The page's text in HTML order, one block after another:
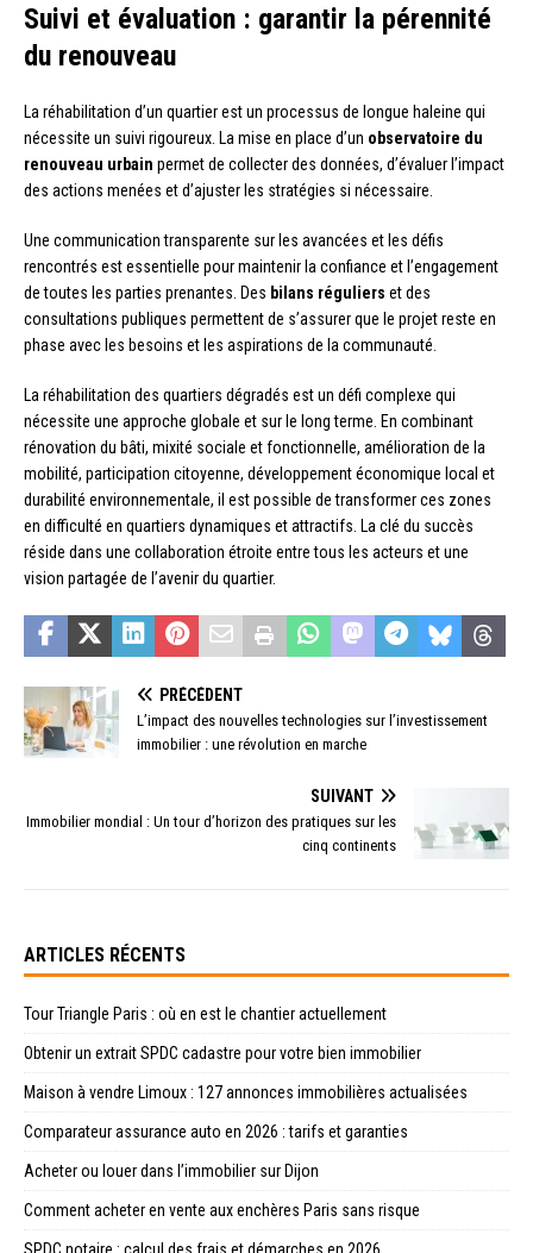
Suivi et évaluation : garantir la pérennité
du renouveau
La réhabilitation d’un quartier est un processus de longue haleine qui
nécessite un suivi rigoureux. La mise en place d’un observatoire du
renouveau urbain permet de collecter des données, d’évaluer l’impact
des actions menées et d’ajuster les stratégies si nécessaire.
Une communication transparente sur les avancées et les défis
rencontrés est essentielle pour maintenir la confiance et l’engagement
de toutes les parties prenantes. Des bilans réguliers et des
consultations publiques permettent de s’assurer que le projet reste en
phase avec les besoins et les aspirations de la communauté.
La réhabilitation des quartiers dégradés est un défi complexe qui
nécessite une approche globale et sur le long terme. En combinant
rénovation du bâti, mixité sociale et fonctionnelle, amélioration de la
mobilité, participation citoyenne, développement économique local et
durabilité environnementale, il est possible de transformer ces zones
en difficulté en quartiers dynamiques et attractifs. La clé du succès
réside dans une collaboration étroite entre tous les acteurs et une
vision partagée de l’avenir du quartier.
PRÉCÉDENT
L’impact des nouvelles technologies sur l’investissement
immobilier : une révolution en marche
SUIVANT
Immobilier mondial : Un tour d’horizon des pratiques sur les
cinq continents
ARTICLES RÉCENTS
Tour Triangle Paris : où en est le chantier actuellement
Obtenir un extrait SPDC cadastre pour votre bien immobilier
Maison à vendre Limoux : 127 annonces immobilières actualisées
Comparateur assurance auto en 2026 : tarifs et garanties
Acheter ou louer dans l’immobilier sur Dijon
Comment acheter en vente aux enchères Paris sans risque